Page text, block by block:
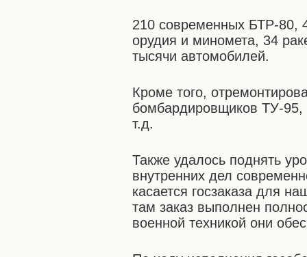
210 современных БТР-
орудия и миномета, 34
тысячи автомобилей.
Кроме того,
бомбардировщиков ТУ-95,
т.д.
Также удалось поднять
внутренних дел
касается госзаказа для
там заказ выполнен
военной техникой они